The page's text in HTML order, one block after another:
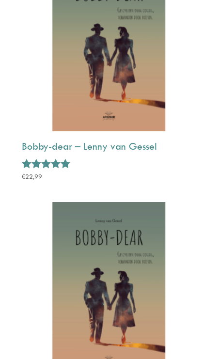
Bobby-dear – Lenny van Gessel
Gewaardeerd
€22,99